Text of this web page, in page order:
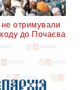
отримували
до Почаєва